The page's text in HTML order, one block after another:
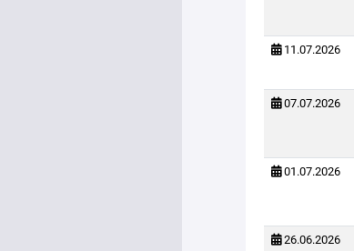
11.07.2026
07.07.2026
01.07.2026
26.06.2026